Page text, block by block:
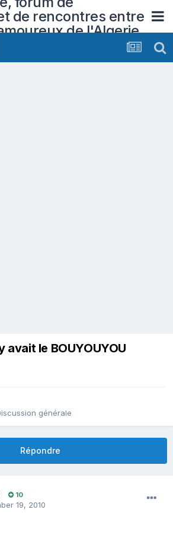
de rencontres entre
de l'Algerie
avait le BOUYOUYOU
générale
Répondre
10
19, 2010